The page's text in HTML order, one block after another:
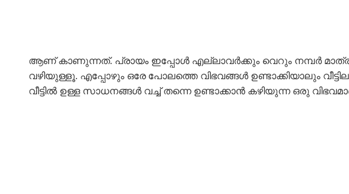
ആണ് കാണുന്നത്. പ്രായം ഇപ്പോൾ എല്ലാവർക്കും വെറും നമ്പർ
വഴിയുള്ളൂ. എപ്പോഴും ഒരേ പോലത്തെ വിഭവങ്ങൾ ഉണ്ടാക്കിയാലും
വീട്ടിൽ ഉള്ള സാധനങ്ങൾ വച്ച് തന്നെ ഉണ്ടാക്കാൻ കഴിയുന്ന ഒരു